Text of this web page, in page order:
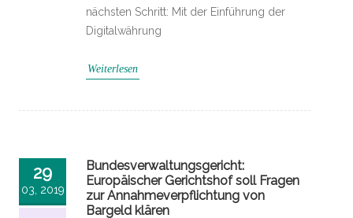
nächsten Schritt: Mit der Einführung der
Digitalwährung
Weiterlesen
29
03, 2019
Bundesverwaltungsgericht:
Europäischer Gerichtshof soll Fragen
zur Annahmeverpflichtung von
Bargeld klären